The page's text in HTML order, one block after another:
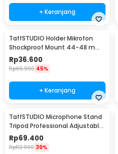
+ Keranjang
TaffSTUDIO Holder Mikrofon
Shockproof Mount 44-48 mm
- SH-100
Rp36.600
Rp65.900 45%
+ Keranjang
TaffSTUDIO Microphone Stand
Tripod Professional Adjustable
2 Holder - NB-107
Rp69.400
Rp112.900 39%